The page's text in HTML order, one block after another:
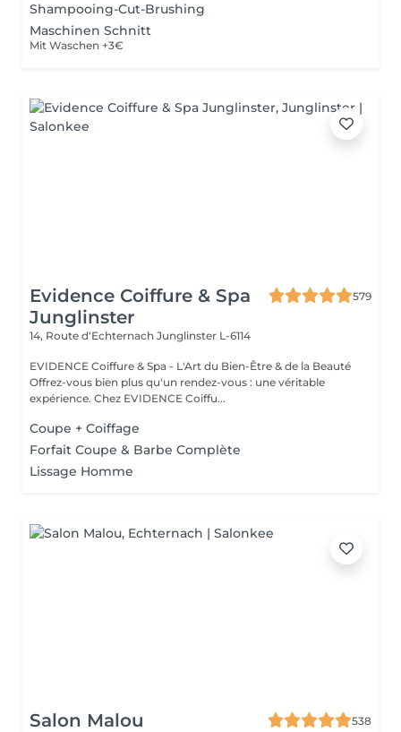
Shampooing-Cut-Brushing
Maschinen Schnitt
Mit Waschen +3€
Evidence Coiffure & Spa
Junglinster
579
14, Route d‘Echternach Junglinster L-6114
EVIDENCE Coiffure & Spa - L'Art du Bien-Être & de la Beauté
Offrez-vous bien plus qu'un rendez-vous : une véritable
expérience. Chez EVIDENCE Coiffu...
Coupe + Coiffage
Forfait Coupe & Barbe Complète
Lissage Homme
Salon Malou
538